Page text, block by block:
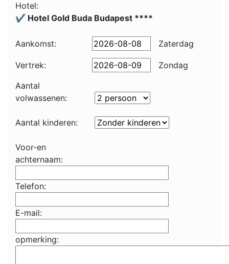
Hotel:
✔️ Hotel Gold Buda Budapest ****
Aankomst: Zaterdag
Vertrek:
Zondag
Aantal
volwassenen:
Aantal kinderen:
Voor-en
achternaam:
Telefon:
E-mail:
opmerking: